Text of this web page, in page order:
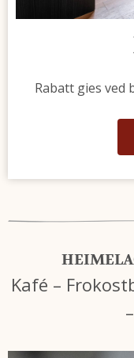
Rabatt gies ved
Kafé –